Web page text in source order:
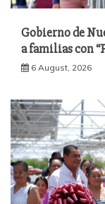
Gobierno de
a familias con
6 August, 2026